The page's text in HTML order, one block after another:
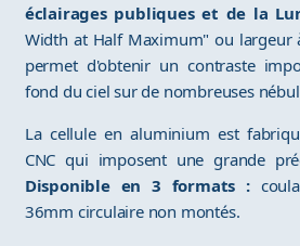
éclairages publiques et de la
Width at Half Maximum" ou largeur
permet d'obtenir un contraste
fond du ciel sur de nombreuses
La cellule en aluminium est
CNC qui imposent une grande
Disponible en 3 formats :
36mm circulaire non montés.